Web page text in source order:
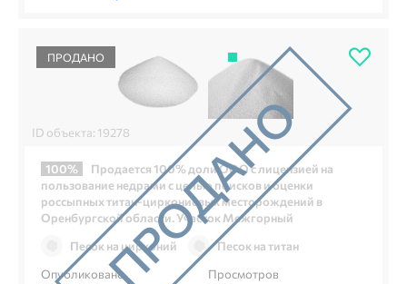
ПРОДАНО
ID объекта: 19278
100%
Продается 100% доли ООО с лицензией на
пользование недрами с целью поисков и оценки
россыпных титан-циркониевых месторождений в
Оренбургской области. Участок Межгорный
Песок на цирконий
Песок на титан
Опубликовано
Просмотров